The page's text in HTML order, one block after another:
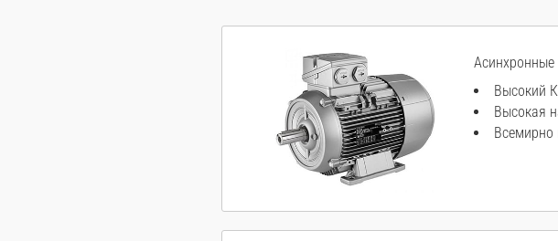
Асинхронные
Высокий
Высокая
Всемирно